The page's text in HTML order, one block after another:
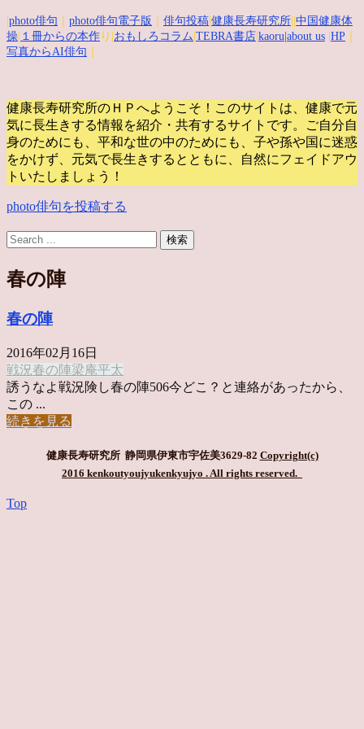
photo俳句 photo俳句電子版 俳句投稿 健康長寿研究所 中国健康体
操 １冊からの本作 り| おもしろコラム TEBRA書店 kaoru |about us HP
写真からAI俳句
健康長寿研究所のＨＰへようこそ！このサイトは、健康で元
気に長生きする情報を紹介・共有するサイトです。
ご自分自
身のためにも、平和な世の中のためにも、子や孫や国に迷惑
をかけず、元気で長生きするとともに、自然にフェイドアウ
トいたしましょう！
photo俳句を投稿する
春の陣
春の陣
2016年02月16日
戦況 春の陣梁庵平太
誘うなよ戦況険し春の陣506今どこ？と連絡があったから、
この ...
続きを見る
健康長寿研究所 静岡県伊東市宇佐美3629-82 Copyright(c)
2016 kenkoutyoujyukenkyujyo . All rights reserved.
Top